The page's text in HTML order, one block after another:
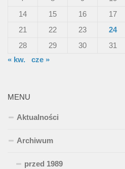
14
15 16 17
21
22 23 24
28
29 30
31
« kw.
cze »
MENU
Aktualności
Archiwum
przed 1989